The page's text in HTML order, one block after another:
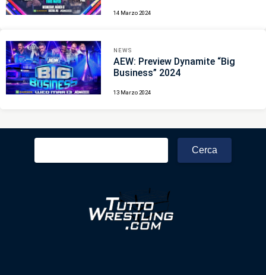
14 Marzo 2024
NEWS
AEW: Preview Dynamite “Big
Business” 2024
13 Marzo 2024
Ricerca